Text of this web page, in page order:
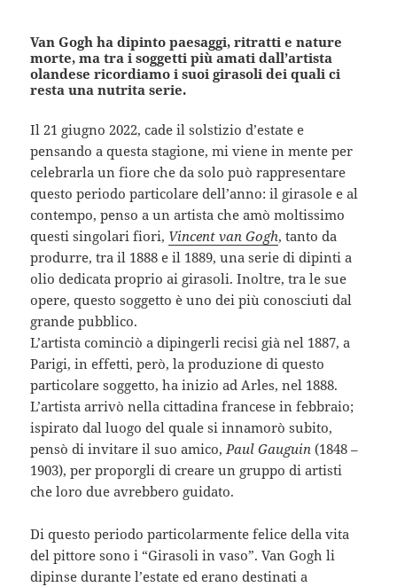
Van Gogh ha dipinto paesaggi, ritratti e nature
morte, ma tra i soggetti più amati dall’artista
olandese ricordiamo i suoi girasoli dei quali ci
resta una nutrita serie.
Il 21 giugno 2022, cade il solstizio d’estate e
pensando a questa stagione, mi viene in mente per
celebrarla un fiore che da solo può rappresentare
questo periodo particolare dell’anno: il girasole e al
contempo, penso a un artista che amò moltissimo
questi singolari fiori, Vincent van Gogh, tanto da
produrre, tra il 1888 e il 1889, una serie di dipinti a
olio dedicata proprio ai girasoli. Inoltre, tra le sue
opere, questo soggetto è uno dei più conosciuti dal
grande pubblico.
L’artista cominciò a dipingerli recisi già nel 1887, a
Parigi, in effetti, però, la produzione di questo
particolare soggetto, ha inizio ad Arles, nel 1888.
L’artista arrivò nella cittadina francese in febbraio;
ispirato dal luogo del quale si innamorò subito,
pensò di invitare il suo amico, Paul Gauguin (1848 –
1903), per proporgli di creare un gruppo di artisti
che loro due avrebbero guidato.
Di questo periodo particolarmente felice della vita
del pittore sono i “Girasoli in vaso”. Van Gogh li
dipinse durante l’estate ed erano destinati a